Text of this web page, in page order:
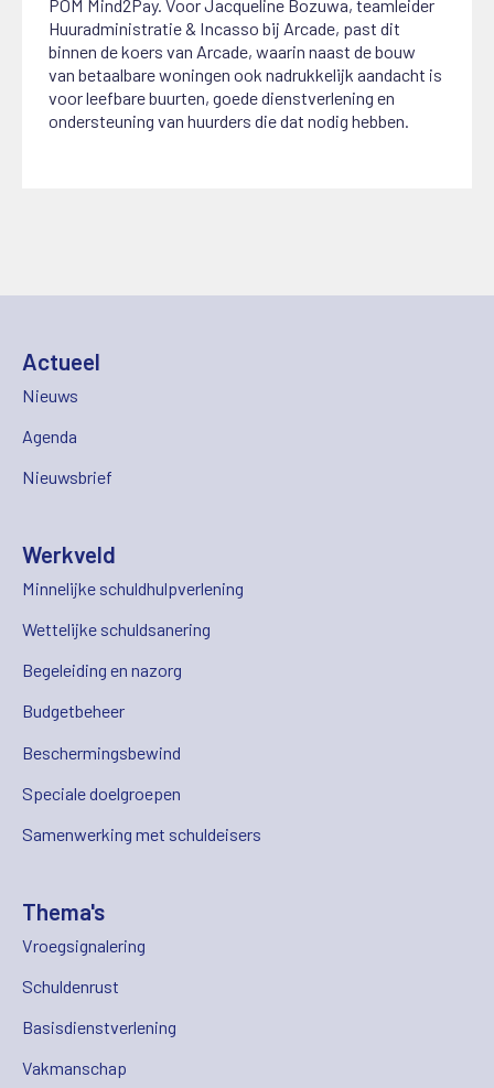
POM Mind2Pay. Voor Jacqueline Bozuwa, teamleider
Huuradministratie & Incasso bij Arcade, past dit
binnen de koers van Arcade, waarin naast de bouw
van betaalbare woningen ook nadrukkelijk aandacht is
voor leefbare buurten, goede dienstverlening en
ondersteuning van huurders die dat nodig hebben.
Actueel
Nieuws
Agenda
Nieuwsbrief
Werkveld
Minnelijke schuldhulpverlening
Wettelijke schuldsanering
Begeleiding en nazorg
Budgetbeheer
Beschermingsbewind
Speciale doelgroepen
Samenwerking met schuldeisers
Thema's
Vroegsignalering
Schuldenrust
Basisdienstverlening
Vakmanschap